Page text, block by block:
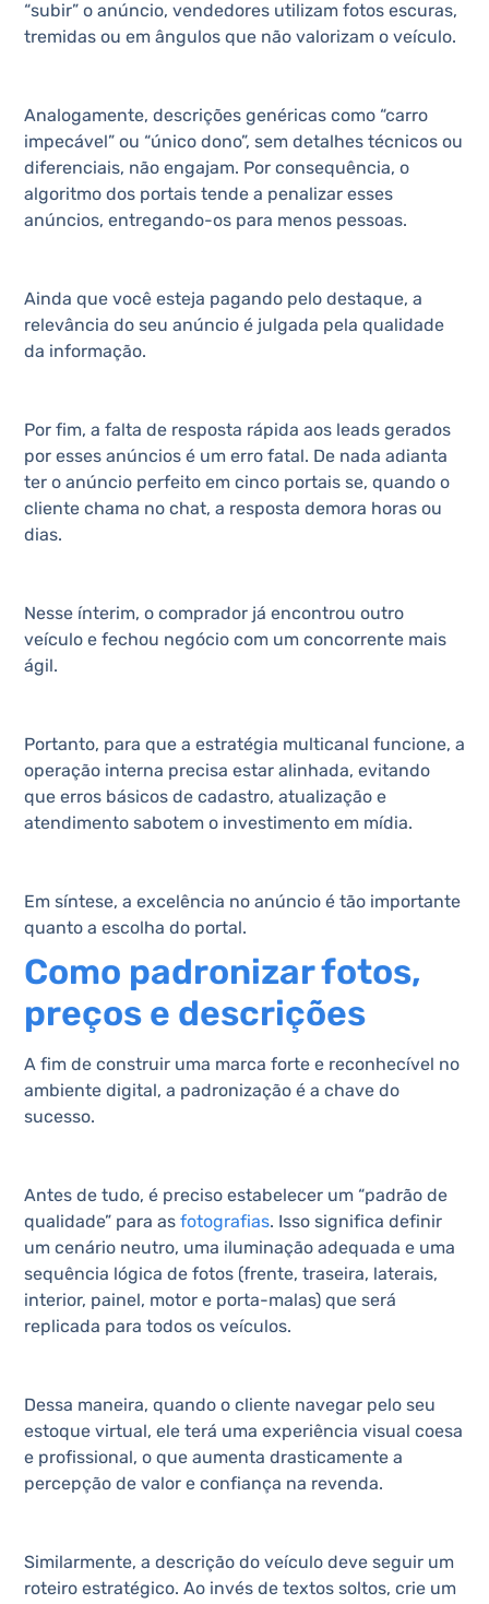
“subir” o anúncio, vendedores utilizam fotos escuras,
tremidas ou em ângulos que não valorizam o veículo.
Analogamente, descrições genéricas como “carro
impecável” ou “único dono”, sem detalhes técnicos ou
diferenciais, não engajam. Por consequência, o
algoritmo dos portais tende a penalizar esses
anúncios, entregando-os para menos pessoas.
Ainda que você esteja pagando pelo destaque, a
relevância do seu anúncio é julgada pela qualidade
da informação.
Por fim, a falta de resposta rápida aos leads gerados
por esses anúncios é um erro fatal. De nada adianta
ter o anúncio perfeito em cinco portais se, quando o
cliente chama no chat, a resposta demora horas ou
dias.
Nesse ínterim, o comprador já encontrou outro
veículo e fechou negócio com um concorrente mais
ágil.
Portanto, para que a estratégia multicanal funcione, a
operação interna precisa estar alinhada, evitando
que erros básicos de cadastro, atualização e
atendimento sabotem o investimento em mídia.
Em síntese, a excelência no anúncio é tão importante
quanto a escolha do portal.
Como padronizar fotos,
preços e descrições
A fim de construir uma marca forte e reconhecível no
ambiente digital, a padronização é a chave do
sucesso.
Antes de tudo, é preciso estabelecer um “padrão de
qualidade” para as fotografias. Isso significa definir
um cenário neutro, uma iluminação adequada e uma
sequência lógica de fotos (frente, traseira, laterais,
interior, painel, motor e porta-malas) que será
replicada para todos os veículos.
Dessa maneira, quando o cliente navegar pelo seu
estoque virtual, ele terá uma experiência visual coesa
e profissional, o que aumenta drasticamente a
percepção de valor e confiança na revenda.
Similarmente, a descrição do veículo deve seguir um
roteiro estratégico. Ao invés de textos soltos, crie um